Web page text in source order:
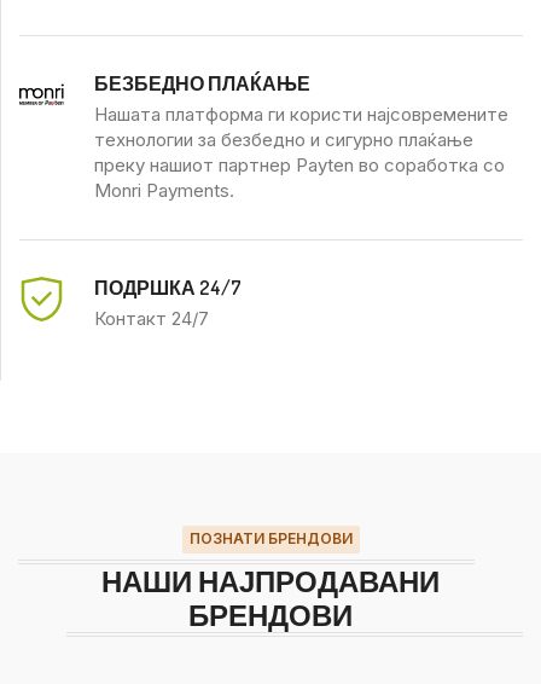
БЕЗБЕДНО ПЛАЌАЊЕ
Нашата платформа ги користи најсовремените
технологии за безбедно и сигурно плаќање
преку нашиот партнер Payten во соработка со
Monri Payments.
ПОДРШКА 24/7
Контакт 24/7
ПОЗНАТИ БРЕНДОВИ
НАШИ НАЈПРОДАВАНИ
БРЕНДОВИ